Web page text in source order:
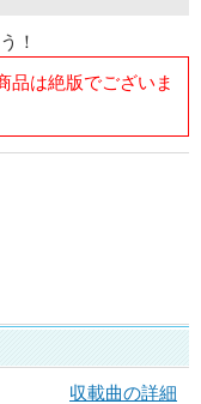
！
品は絶版でございま
収載曲の詳細